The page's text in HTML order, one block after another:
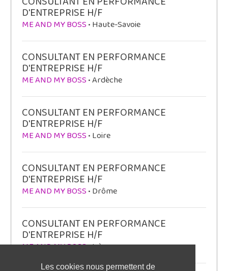
Les cookies nous permettent de
D'ENTREPRISE H/F
ME AND MY BOSS• Haute-Savoie
CONSULTANT EN PERFORMANCE
D'ENTREPRISE H/F
ME AND MY BOSS• Ardèche
CONSULTANT EN PERFORMANCE
D'ENTREPRISE H/F
ME AND MY BOSS• Loire
CONSULTANT EN PERFORMANCE
D'ENTREPRISE H/F
ME AND MY BOSS• Drôme
CONSULTANT EN PERFORMANCE
D'ENTREPRISE H/F
ME AND MY BOSS• Isère